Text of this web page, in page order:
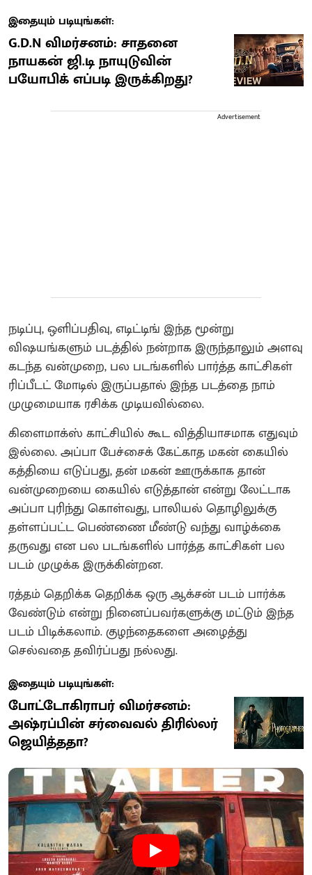
இதையும் படியுங்கள்:
G.D.N விமர்சனம்: சாதனை
நாயகன் ஜி.டி நாயுடுவின்
பயோபிக் எப்படி இருக்கிறது?
Advertisement
நடிப்பு, ஒளிப்பதிவு, எடிட்டிங் இந்த மூன்று
விஷயங்களும் படத்தில் நன்றாக இருந்தாலும் அளவு
கடந்த வன்முறை, பல படங்களில் பார்த்த காட்சிகள்
ரிப்பீடட் மோடில் இருப்பதால் இந்த படத்தை நாம்
முழுமையாக ரசிக்க முடியவில்லை.
கிளைமாக்ஸ் காட்சியில் கூட வித்தியாசமாக எதுவும்
இல்லை. அப்பா பேச்சைக் கேட்காத மகன் கையில்
கத்தியை எடுப்பது, தன் மகன் ஊருக்காக தான்
வன்முறையை கையில் எடுத்தான் என்று லேட்டாக
அப்பா புரிந்து கொள்வது, பாலியல் தொழிலுக்கு
தள்ளப்பட்ட பெண்ணை மீண்டு வந்து வாழ்க்கை
தருவது என பல படங்களில் பார்த்த காட்சிகள் பல
படம் முழுக்க இருக்கின்றன.
ரத்தம் தெறிக்க தெறிக்க ஒரு ஆக்சன் படம் பார்க்க
வேண்டும் என்று நினைப்பவர்களுக்கு மட்டும் இந்த
படம் பிடிக்கலாம். குழந்தைகளை அழைத்து
செல்வதை தவிர்ப்பது நல்லது.
இதையும் படியுங்கள்:
போட்டோகிராபர் விமர்சனம்:
அஷ்ரப்பின் சர்வைவல் திரில்லர்
ஜெயித்ததா?